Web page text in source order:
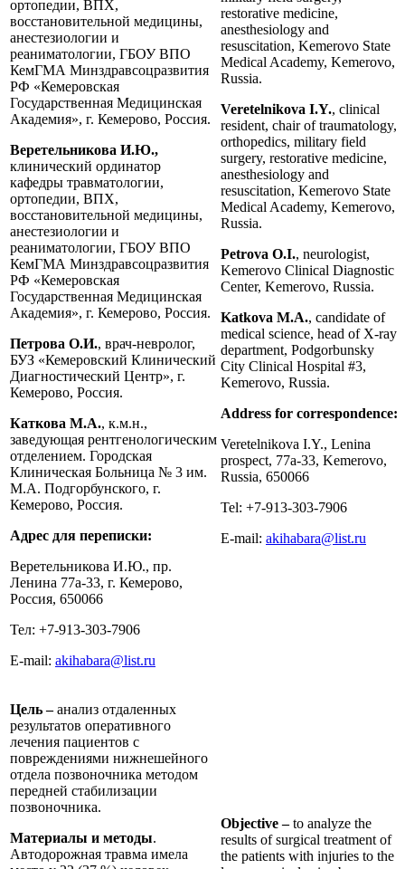
ортопедии, ВПХ,
восстановительной медицины,
анестезиологии и
реаниматологии, ГБОУ ВПО
КемГМА Минздравсоцразвития
РФ «Кемеровская
Государственная Медицинская
Академия», г. Кемерово, Россия.
Веретельникова И.Ю.,
клинический ординатор
кафедры травматологии,
ортопедии, ВПХ,
восстановительной медицины,
анестезиологии и
реаниматологии, ГБОУ ВПО
КемГМА Минздравсоцразвития
РФ «Кемеровская
Государственная Медицинская
Академия», г. Кемерово, Россия.
Петрова О.И., врач-невролог,
БУЗ «Кемеровский Клинический
Диагностический Центр», г.
Кемерово, Россия.
Каткова М.А., к.м.н.,
заведующая рентгенологическим
отделением. Городская
Клиническая Больница № 3 им.
М.А. Подгорбунского, г.
Кемерово, Россия.
Адрес для переписки:
Веретельникова И.Ю., пр.
Ленина 77а-33, г. Кемерово,
Россия, 650066
Тел: +7-913-303-7906
E-mail: akihabara@list.ru
restorative medicine,
anesthesiology and
resuscitation, Kemerovo State
Medical Academy, Kemerovo,
Russia.
Veretelnikova I.Y., clinical
resident, chair of traumatology,
orthopedics, military field
surgery, restorative medicine,
anesthesiology and
resuscitation, Kemerovo State
Medical Academy, Kemerovo,
Russia.
Petrova O.I., neurologist,
Kemerovo Clinical Diagnostic
Center, Kemerovo, Russia.
Katkova M.A., candidate of
medical science, head of X-ray
department, Podgorbunsky
City Clinical Hospital #3,
Kemerovo, Russia.
Address for correspondence:
Veretelnikova I.Y., Lenina
prospect, 77a-33, Kemerovo,
Russia, 650066
Tel: +7-913-303-7906
E-mail: akihabara@list.ru
Цель –анализ отдаленных
результатов оперативного
лечения пациентов с
повреждениями нижнешейного
отдела позвоночника методом
передней стабилизации
позвоночника.
Материалы и методы.
Автодорожная травма имела
Objective –to analyze the
results of surgical treatment of
the patients with injuries to the